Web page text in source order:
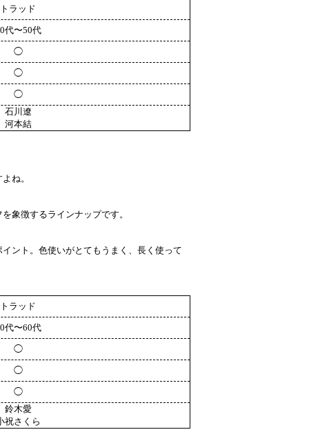
トラッド
代〜50代
◯
◯
◯
石川遼
河本結
ね。
象徴するラインナップです。
ント。色使いがとてもうまく、長く使って
トラッド
代〜60代
◯
◯
◯
鈴木愛
祝さくら